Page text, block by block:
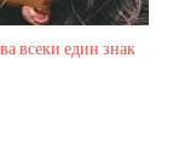
всеки един знак